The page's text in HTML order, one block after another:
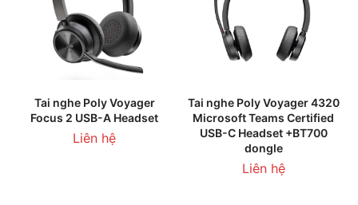
Tai nghe Poly Voyager
Focus 2 USB-A Headset
Liên hệ
Tai nghe Poly Voyager 4320
Microsoft Teams Certified
USB-C Headset +BT700
dongle
Liên hệ